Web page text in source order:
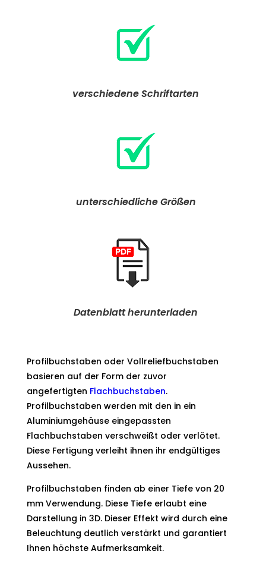
verschiedene Schriftarten
unterschiedliche Größen
Datenblatt herunterladen
Profilbuchstaben oder Vollreliefbuchstaben
basieren auf der Form der zuvor
angefertigten Flachbuchstaben.
Profilbuchstaben werden mit den in ein
Aluminiumgehäuse eingepassten
Flachbuchstaben verschweißt oder verlötet.
Diese Fertigung verleiht ihnen ihr endgültiges
Aussehen.
Profilbuchstaben finden ab einer Tiefe von 20
mm Verwendung. Diese Tiefe erlaubt eine
Darstellung in 3D. Dieser Effekt wird durch eine
Beleuchtung deutlich verstärkt und garantiert
Ihnen höchste Aufmerksamkeit.